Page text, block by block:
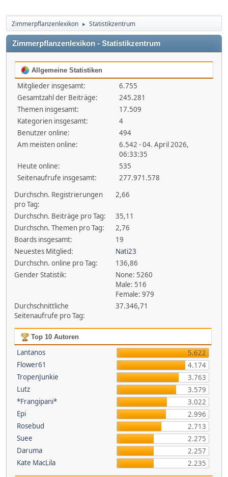
Zimmerpflanzenlexikon ► Statistikzentrum
Zimmerpflanzenlexikon - Statistikzentrum
Allgemeine Statistiken
Mitglieder insgesamt:
6.755
Gesamtzahl der Beiträge:
245.281
Themen insgesamt:
17.509
Kategorien insgesamt:
4
Benutzer online:
494
Am meisten online:
6.542 - 04. April 2026,
06:33:35
Heute online:
535
Seitenaufrufe insgesamt:
277.971.578
Durchschn. Registrierungen
pro Tag:
2,66
Durchschn. Beiträge pro Tag:
35,11
Durchschn. Themen pro Tag:
2,76
Boards insgesamt:
19
Neuestes Mitglied:
Nati23
Durchschn. online pro Tag:
136,86
Gender Statistik:
None: 5260
Male: 516
Female: 979
Durchschnittliche
Seitenaufrufe pro Tag:
37.346,71
Top 10 Autoren
Lantanos
5.622
Flower61
4.174
TropenJunkie
3.763
Lutz
3.579
*Frangipani*
3.022
Epi
2.996
Rosebud
2.713
Suee
2.275
Daruma
2.257
Kate MacLila
2.235